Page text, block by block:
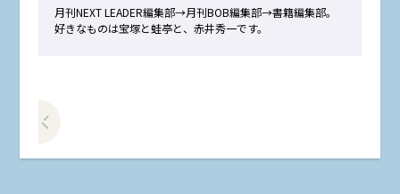
月刊NEXT LEADER編集部→月刊BOB編集部→書籍編集部。
好きなものは宝塚と蛙亭と、赤井秀一です。